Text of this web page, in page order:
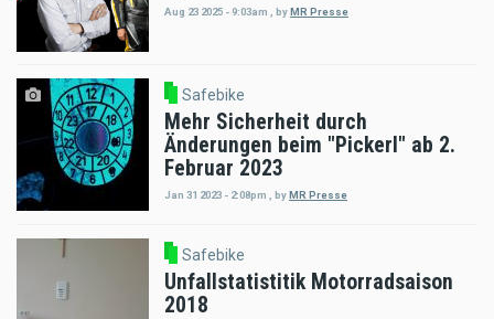
Aug 23 2025 - 9:03am , by MR Presse
Safebike
Mehr Sicherheit durch
Änderungen beim "Pickerl" ab 2.
Februar 2023
Jan 31 2023 - 2:08pm byMR Presse
Safebike
Unfallstatistitik Motorradsaison
2018